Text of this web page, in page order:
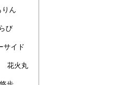
りん
び
サイド
花火丸